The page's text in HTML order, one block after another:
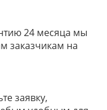
24 месяца мы
заказчикам на
заявку,